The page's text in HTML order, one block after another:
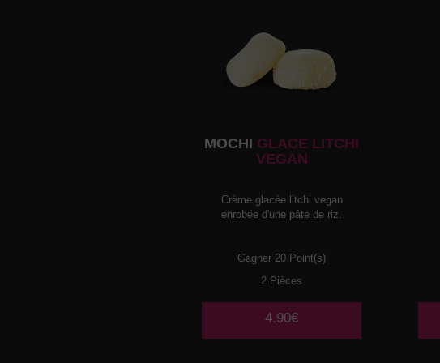
MOCHI GLACE LITCHI
VEGAN
Crème glacée litchi vegan
enrobée d'une pâte de riz.
Gagner 20 Point(s)
2 Pièces
4.90€